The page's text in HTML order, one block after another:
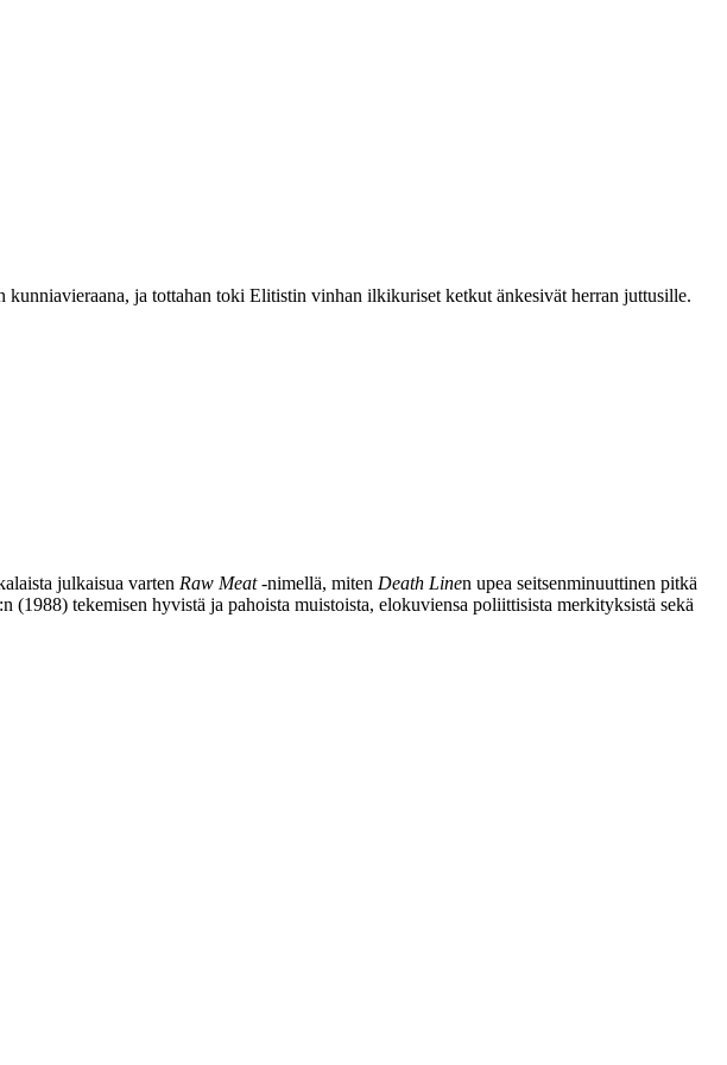
ja tottahan toki Elitistin vinhan ilkikuriset ketkut änkesivät herran juttusille.
julkaisua varten Raw Meat‑nimellä, miten Death Linen upea seitsenminuuttinen pitkä
:n (1988) tekemisen hyvistä ja pahoista muistoista, elokuviensa poliittisista merkityksistä sekä